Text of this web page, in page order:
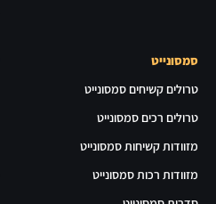
סמסונייט
טרולים קשיחים סמסונייט
טרולים רכים סמסונייט
מזוודות קשיחות סמסונייט
מזוודות רכות סמסונייט